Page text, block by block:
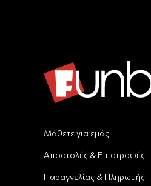
Μάθετε για εμάς
Αποστολές & Επιστροφές
Παραγγελίας & Πληρωμής